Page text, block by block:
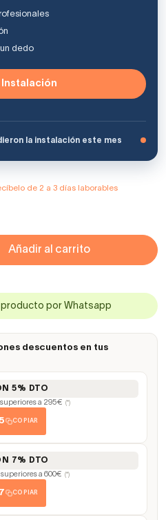
dedo
Instalación
la instalación este mes
de 2 a 3 días laborables
Añadir al carrito
por Whatsapp
descuentos en tus
5% DTO
a 295€ (*)
COPIAR
7% DTO
a 600€ (*)
COPIAR